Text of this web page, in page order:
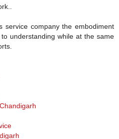
service company the embodiment
understanding while at the same